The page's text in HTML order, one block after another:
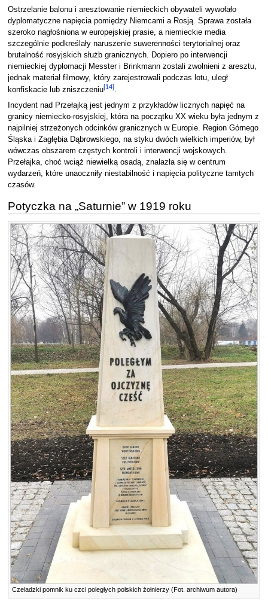
Ostrzelanie balonu i aresztowanie niemieckich obywateli wywołało
dyplomatyczne napięcia pomiędzy Niemcami a Rosją. Sprawa została
szeroko nagłośniona w europejskiej prasie, a niemieckie media
szczególnie podkreślały naruszenie suwerenności terytorialnej oraz
brutalność rosyjskich służb granicznych. Dopiero po interwencji
niemieckiej dyplomacji Messter i Brinkmann zostali zwolnieni z aresztu,
jednak materiał filmowy, który zarejestrowali podczas lotu, uległ
konfiskacie lub zniszczeniu[14].
Incydent nad Przełajką jest jednym z przykładów licznych napięć na
granicy niemiecko-rosyjskiej, która na początku XX wieku była jednym z
najpilniej strzeżonych odcinków granicznych w Europie. Region Górnego
Śląska i Zagłębia Dąbrowskiego, na styku dwóch wielkich imperiów, był
wówczas obszarem częstych kontroli i interwencji wojskowych.
Przełajka, choć wciąż niewielką osadą, znalazła się w centrum
wydarzeń, które unaoczniły niestabilność i napięcia polityczne tamtych
czasów.
Potyczka na „Saturnie” w 1919 roku
Czeladzki pomnik ku czci poległych polskich żołnierzy (Fot. archiwum autora)